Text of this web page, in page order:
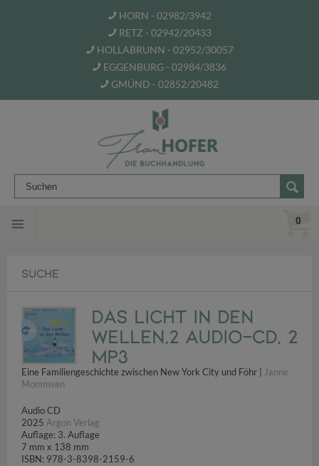
HORN - 02982/3942
RETZ - 02942/20433
HOLLABRUNN - 02952/30057
EGGENBURG - 02984/3836
GMÜND - 02852/20482
0
SUCHE
Das Licht in den
Wellen,2 Audio-CD, 2
MP3
Eine Familiengeschichte zwischen New York City und Föhr | Janne
Mommsen
Audio CD
2025 Argon Verlag
Auflage: 3. Auflage
7 mm x 138 mm
ISBN: 978-3-8398-2159-6